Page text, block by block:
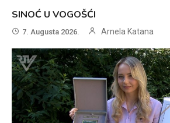
SINOĆ U VOGOŠĆI
7. Augusta 2026. Arnela Katana